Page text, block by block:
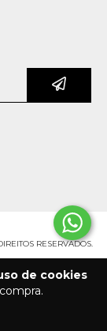
de cookies
RESERVADOS.